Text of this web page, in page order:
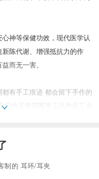
神等保健功效，现代医学认
陈代谢、增强抵抗力的作
而无一害。
有手工痕迹 都会留下手作的
品的正常范围手工品并非工业
都是以工时计算的，我们致
事，所以，请尊重你自己爱
制的 耳环/耳夹